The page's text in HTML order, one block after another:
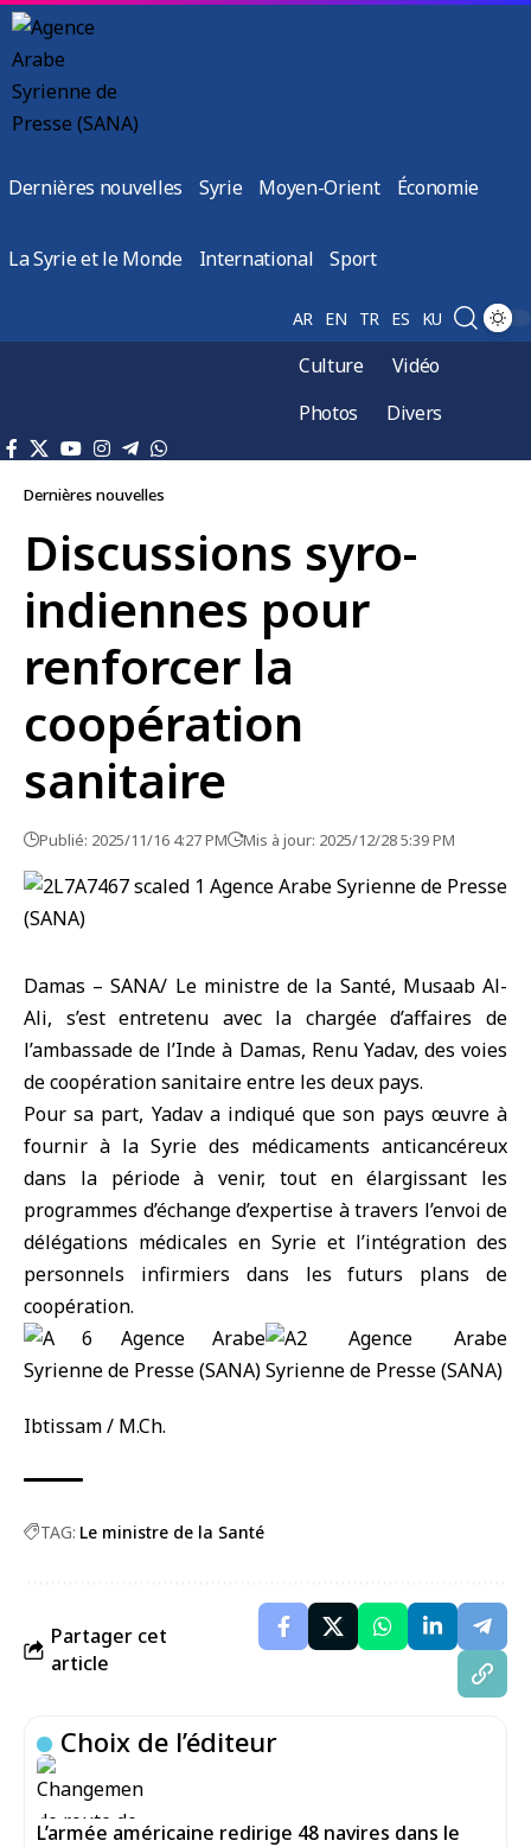
Dernières nouvelles Syrie Moyen-Orient Économie
La Syrie et le Monde International Sport
AR EN TR ES KU
Culture
Vidéo
Photos
Divers
Dernières nouvelles
Discussions syro-
indiennes pour
renforcer la
coopération
sanitaire
Publié: 2025/11/16 4:27 PM Mis à jour: 2025/12/28 5:39 PM
Damas – SANA/ Le ministre de la Santé, Musaab Al-
Ali, s’est entretenu avec la chargée d’affaires de
l’ambassade de l’Inde à Damas, Renu Yadav, des voies
de coopération sanitaire entre les deux pays.
Pour sa part, Yadav a indiqué que son pays œuvre à
fournir à la Syrie des médicaments anticancéreux
dans la période à venir, tout en élargissant les
programmes d’échange d’expertise à travers l’envoi de
délégations médicales en Syrie et l’intégration des
personnels infirmiers dans les futurs plans de
coopération.
Ibtissam / M.Ch.
TAG: Le ministre de la Santé
Partager cet
article
Choix de l’éditeur
L’armée américaine redirige 48 navires dans le